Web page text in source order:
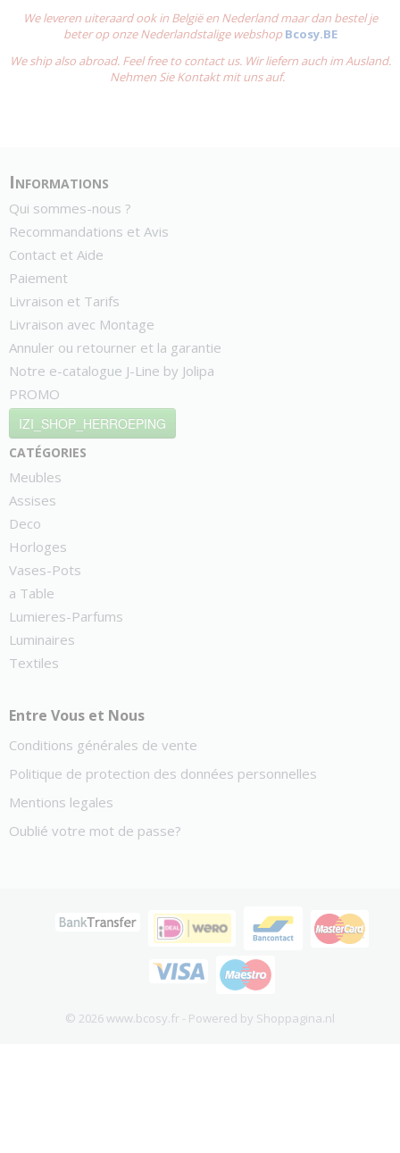
We leveren uiteraard ook in België en Nederland maar dan bestel je
beter op onze Nederlandstalige webshopBcosy.BE
We ship also abroad. Feel free to contact us. Wir liefern auch im Ausland.
Nehmen Sie Kontakt mit uns auf.
Informations
Qui sommes-nous ?
Recommandations et Avis
Contact et Aide
Paiement
Livraison et Tarifs
Livraison avec Montage
Annuler ou retourner et la garantie
Notre e-catalogue J-Line by Jolipa
PROMO
IZI_SHOP_HERROEPING
catégories
Meubles
Assises
Deco
Horloges
Vases-Pots
a Table
Lumieres-Parfums
Luminaires
Textiles
Entre Vous et Nous
Conditions générales de vente
Politique de protection des données personnelles
Mentions legales
Oublié votre mot de passe?
© 2026 www.bcosy.fr - Powered by Shoppagina.nl